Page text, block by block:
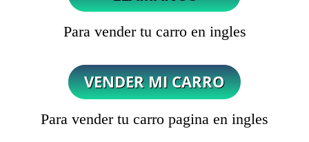
Para vender tu carro en ingles
Para vender tu carro pagina en ingles